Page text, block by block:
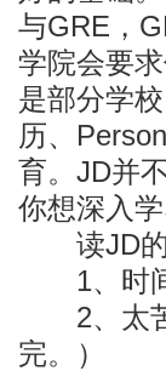
与GRE，
学院会要
是部分学
历、
育。JD并
你想深入
读JD的
1、时间
2、太苦
完。）